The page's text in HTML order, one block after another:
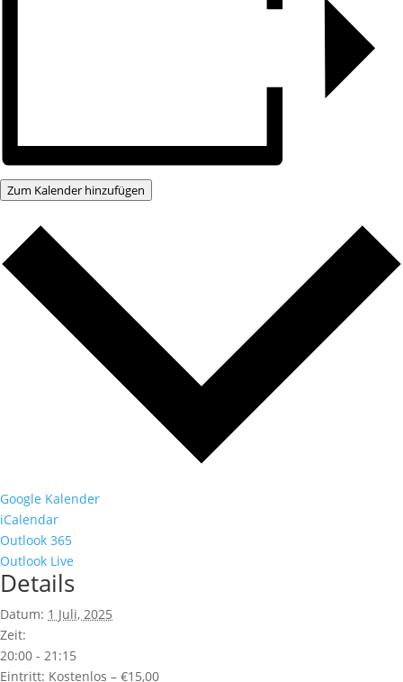
Zum Kalender hinzufügen
Google Kalender
iCalendar
Outlook 365
Outlook Live
Details
Datum: 1 Juli, 2025
Zeit:
20:00 - 21:15
Eintritt: Kostenlos – €15,00